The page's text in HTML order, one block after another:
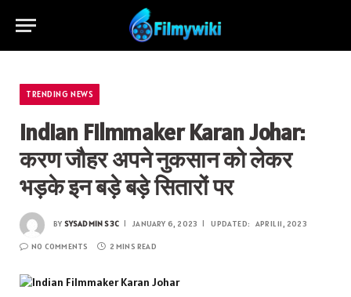
TRENDING NEWS
Indian Filmmaker Karan Johar:
करण जौहर अपने नुकसान को लेकर
भड़के इन बड़े बड़े सितारों पर
BY SYSADMIN S3C JANUARY 6, 2023 UPDATED: APRIL 11, 2023
NO COMMENTS 2 MINS READ